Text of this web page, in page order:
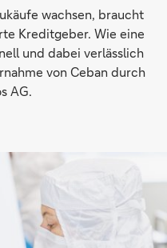
wachsen, braucht
Kreditgeber. Wie eine
und dabei verlässlich
von Ceban durch
AG.